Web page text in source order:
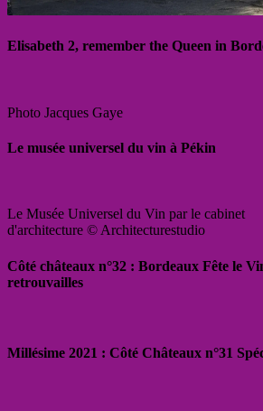
Elisabeth 2, remember the Queen in
Photo Jacques Gaye
Le musée universel du vin à Pékin
Le Musée Universel du Vin par le cabinet
d'architecture © Architecturestudio
Côté châteaux n°32 : Bordeaux Fête le
retrouvailles
Millésime 2021 : Côté Châteaux n°31